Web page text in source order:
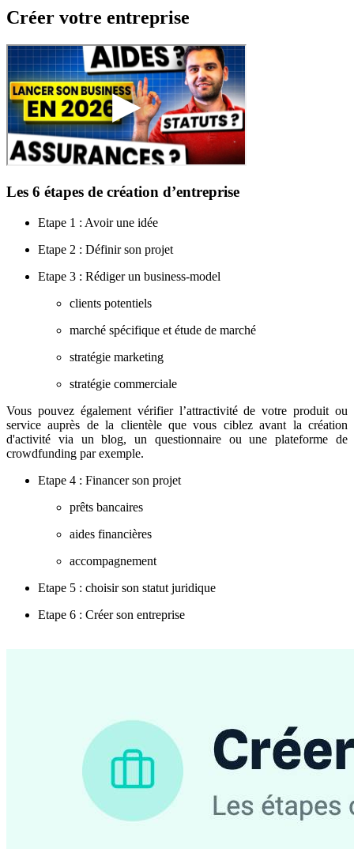
Créer votre entreprise
Les 6 étapes de création d’entreprise
Etape 1 : Avoir une idée
Etape 2 : Définir son projet
Etape 3 : Rédiger un business-model
clients potentiels
marché spécifique et étude de marché
stratégie marketing
stratégie commerciale
Vous pouvez également vérifier l’attractivité de votre produit ou
service auprès de la clientèle que vous ciblez avant la création
d'activité via un blog, un questionnaire ou une plateforme de
crowdfunding par exemple.
Etape 4 : Financer son projet
prêts bancaires
aides financières
accompagnement
Etape 5 : choisir son statut juridique
Etape 6 : Créer son entreprise